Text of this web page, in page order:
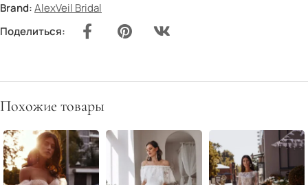
Brand:AlexVeil Bridal
Поделиться:
Похожие товары